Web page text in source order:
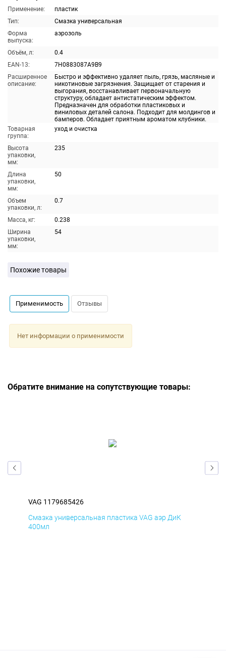
Применение:
пластик
Тип:
Смазка универсальная
Форма
выпуска:
аэрозоль
Объём, л:
0.4
EAN-13:
7H0883087A9B9
Расширенное
описание:
Быстро и эффективно удаляет пыль, грязь, масляные и
никотиновые загрязнения. Защищает от старения и
выгорания, восстанавливает первоначальную
структуру, обладает антистатическим эффектом.
Предназначен для обработки пластиковых и
виниловых деталей салона. Подходит для молдингов и
бамперов. Обладает приятным ароматом клубники.
Товарная
группа:
уход и очистка
Высота
упаковки,
мм:
235
Длина
упаковки,
мм:
50
Объем
упаковки, л:
0.7
Масса, кг:
0.238
Ширина
упаковки,
мм:
54
Похожие товары
Применимость Отзывы
Нет информации о применимости
Обратите внимание на сопутствующие товары:
VAG 1179685426
Смазка универсальная пластика VAG аэр ДиК
400мл